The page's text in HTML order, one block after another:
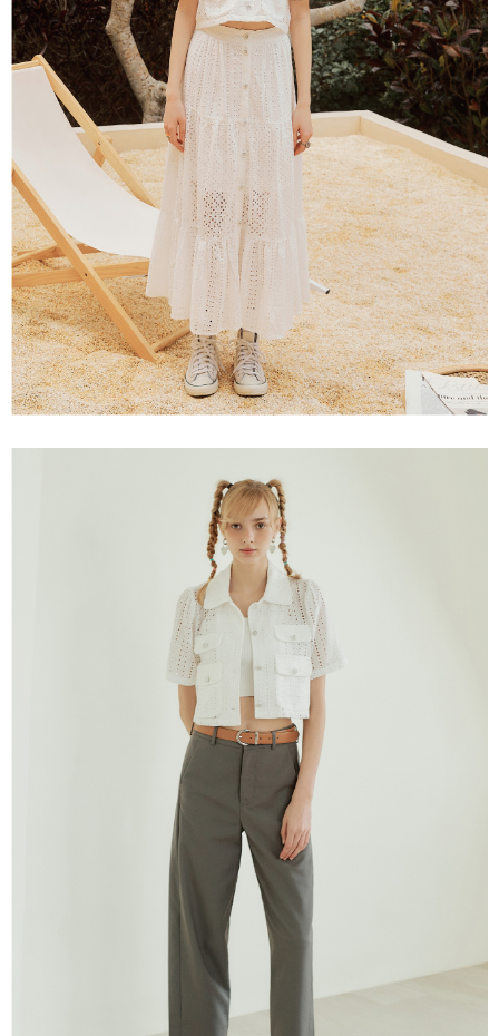
２．關於個人資料處理事宜，請瀏覽以下網址：
https://aftee.tw/terms/#terms3
３．未成年的使用者請事先徵得法定代理人或監護人之同意方可使用
「AFTEE先享後付」，若未經同意申辦者引起之損失，本公司不負相關責
任。
４．使用「AFTEE先享後付」時，將依據個別帳號之用戶狀況，依本公司即
時審查核予不同之上限額度；若仍有額度不足之情形，本公司將視審查結果
請求用戶進行身份認證。
５．嚴禁一人註冊多個帳號或使用他人資訊註冊。若發現惡意使用之情形，
恩沛科技股份有限公司將有權停止該用戶之使用額度並採取法律行動。
宅配
每筆NT$120，滿NT$2,500(含以上)免運費
宅配離島
每筆NT$120，滿NT$2,500(含以上)免運費
付款後門市自取
免運費
海外配送 查看運費